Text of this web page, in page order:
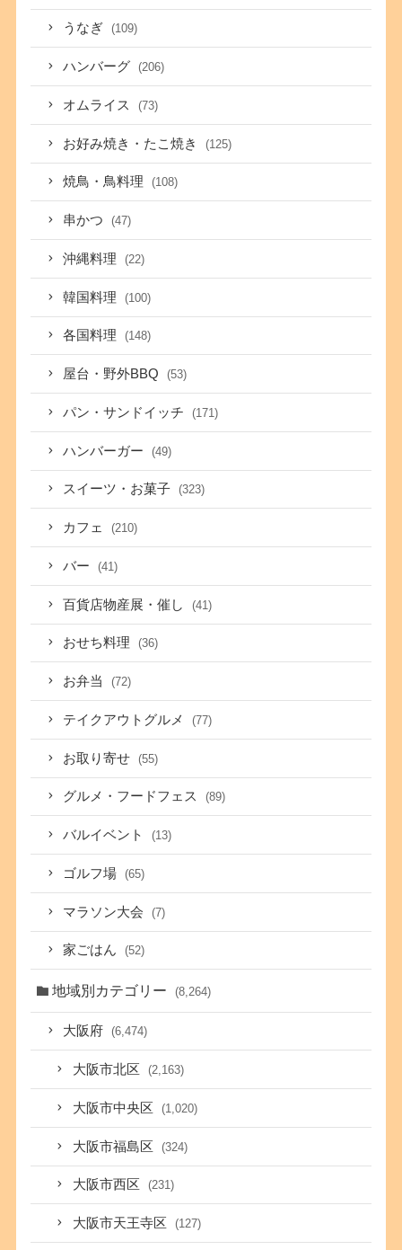
うなぎ (109)
ハンバーグ (206)
オムライス (73)
お好み焼き・たこ焼き (125)
焼鳥・鳥料理 (108)
串かつ (47)
沖縄料理 (22)
韓国料理 (100)
各国料理 (148)
屋台・野外BBQ (53)
パン・サンドイッチ (171)
ハンバーガー (49)
スイーツ・お菓子 (323)
カフェ (210)
バー (41)
百貨店物産展・催し (41)
おせち料理 (36)
お弁当 (72)
テイクアウトグルメ (77)
お取り寄せ (55)
グルメ・フードフェス (89)
バルイベント (13)
ゴルフ場 (65)
マラソン大会 (7)
家ごはん (52)
地域別カテゴリー (8,264)
大阪府 (6,474)
大阪市北区 (2,163)
大阪市中央区 (1,020)
大阪市福島区 (324)
大阪市西区 (231)
大阪市天王寺区 (127)